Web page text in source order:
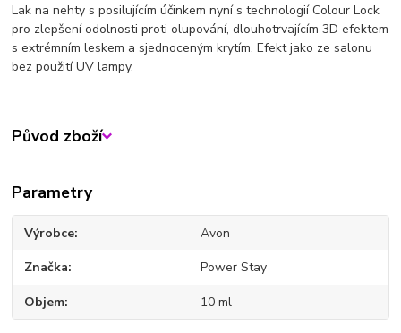
Lak na nehty s posilujícím účinkem nyní s technologií Colour Lock
pro zlepšení odolnosti proti olupování, dlouhotrvajícím 3D efektem
s extrémním leskem a sjednoceným krytím. Efekt jako ze salonu
bez použití UV lampy.
Původ zboží
Parametry
Výrobce Avon
Značka Power Stay
Objem 10 ml